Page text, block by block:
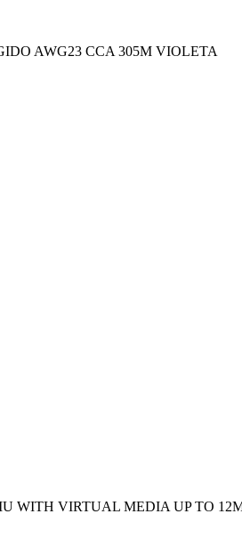
AWG23 CCA 305M VIOLETA
WITH VIRTUAL MEDIA UP TO